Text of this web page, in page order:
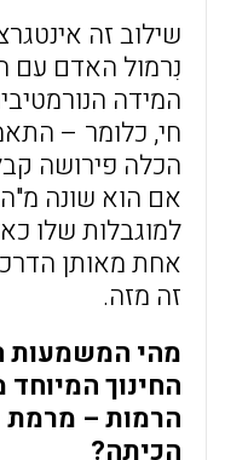
שילוב זה
נִרמול האדם עם
המידה
חי, כלומר –
הכלה פירושה
אם הוא שונה
למוגבלות שלו
אחת מאותן
זה מזה.
מהי
החינוך
הרמות – מרמת
הכיתה?